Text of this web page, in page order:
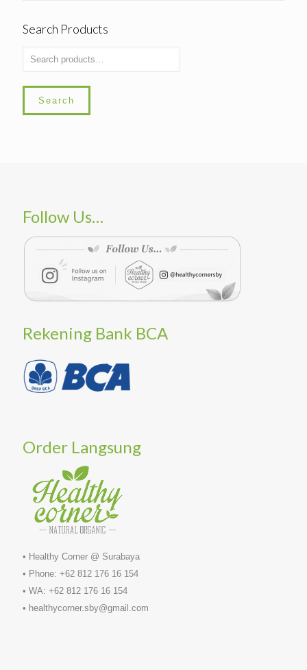
Search Products
Search
Follow Us…
Rekening Bank BCA
Order Langsung
• Healthy Corner @ Surabaya
• Phone: +62 812 176 16 154
• WA: +62 812 176 16 154
• healthycorner.sby@gmail.com